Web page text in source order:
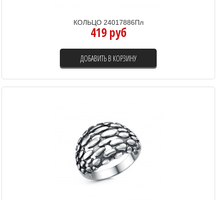
КОЛЬЦО 24017886Пл
419 руб
ДОБАВИТЬ В КОРЗИНУ